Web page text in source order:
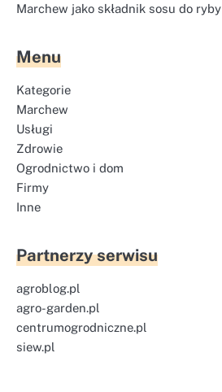
Marchew jako składnik sosu do ryby
Menu
Kategorie
Marchew
Usługi
Zdrowie
Ogrodnictwo i dom
Firmy
Inne
Partnerzy serwisu
agroblog.pl
agro-garden.pl
centrumogrodniczne.pl
siew.pl